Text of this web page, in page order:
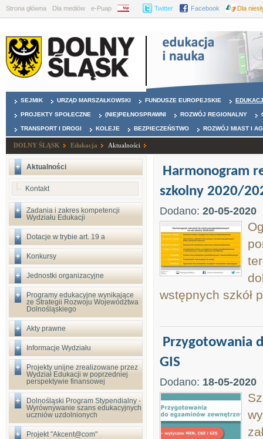
Strona główna Dla mediów e-Puap BIP Twitter Facebook Dla
SEJMIK URZĄD MARSZAŁKOWSKI FUNDUSZE EUROPEJSKIE
PROJEKTY SPOŁECZNE (NIE)PEŁNOSPRAWNI ROZWÓJ REGIONALNY
TRANSPORT I DROGI KOLEJE BEZPIECZEŃSTWO ROZWÓJ MIAST I
DOLNY ŚLĄSK Edukacja Aktualności
Aktualności
Kontakt
Zadania i zakres kompetencji
Wydziału Edukacji
Dotacje w trybie art. 19 a
Konkursy
Jednostki organizacyjne
Programy edukacyjne wynikające
ze Strategii Rozwoju Województwa
Dolnośląskiego
Akty prawne
Informacje Wydziału
Projekty unijne zrealizowane przez
Wydział Edukacji w poprzedniej
perspektywie finansowej
Dolnośląski Program Stypendialny -
Wyrównywanie szans edukacyjnych
uczniów uzdolnionych
Projekt "Akcent@com"
Harmonogram
szkolny 2020/
Dodano: 20-05-2020
wstępnych szkół
Przygotowania
GIS
Dodano: 18-05-2020